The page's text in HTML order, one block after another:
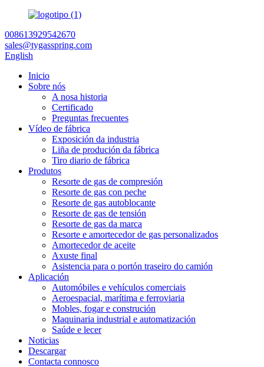
008613929542670
sales@tygasspring.com
English
Inicio
Sobre nós
A nosa historia
Certificado
Preguntas frecuentes
Vídeo de fábrica
Exposición da industria
Liña de produción da fábrica
Tiro diario de fábrica
Produtos
Resorte de gas de compresión
Resorte de gas con peche
Resorte de gas autoblocante
Resorte de gas de tensión
Resorte de gas da marca
Resorte e amortecedor de gas personalizados
Amortecedor de aceite
Axuste final
Asistencia para o portón traseiro do camión
Aplicación
Automóbiles e vehículos comerciais
Aeroespacial, marítima e ferroviaria
Mobles, fogar e construción
Maquinaria industrial e automatización
Saúde e lecer
Noticias
Descargar
Contacta connosco